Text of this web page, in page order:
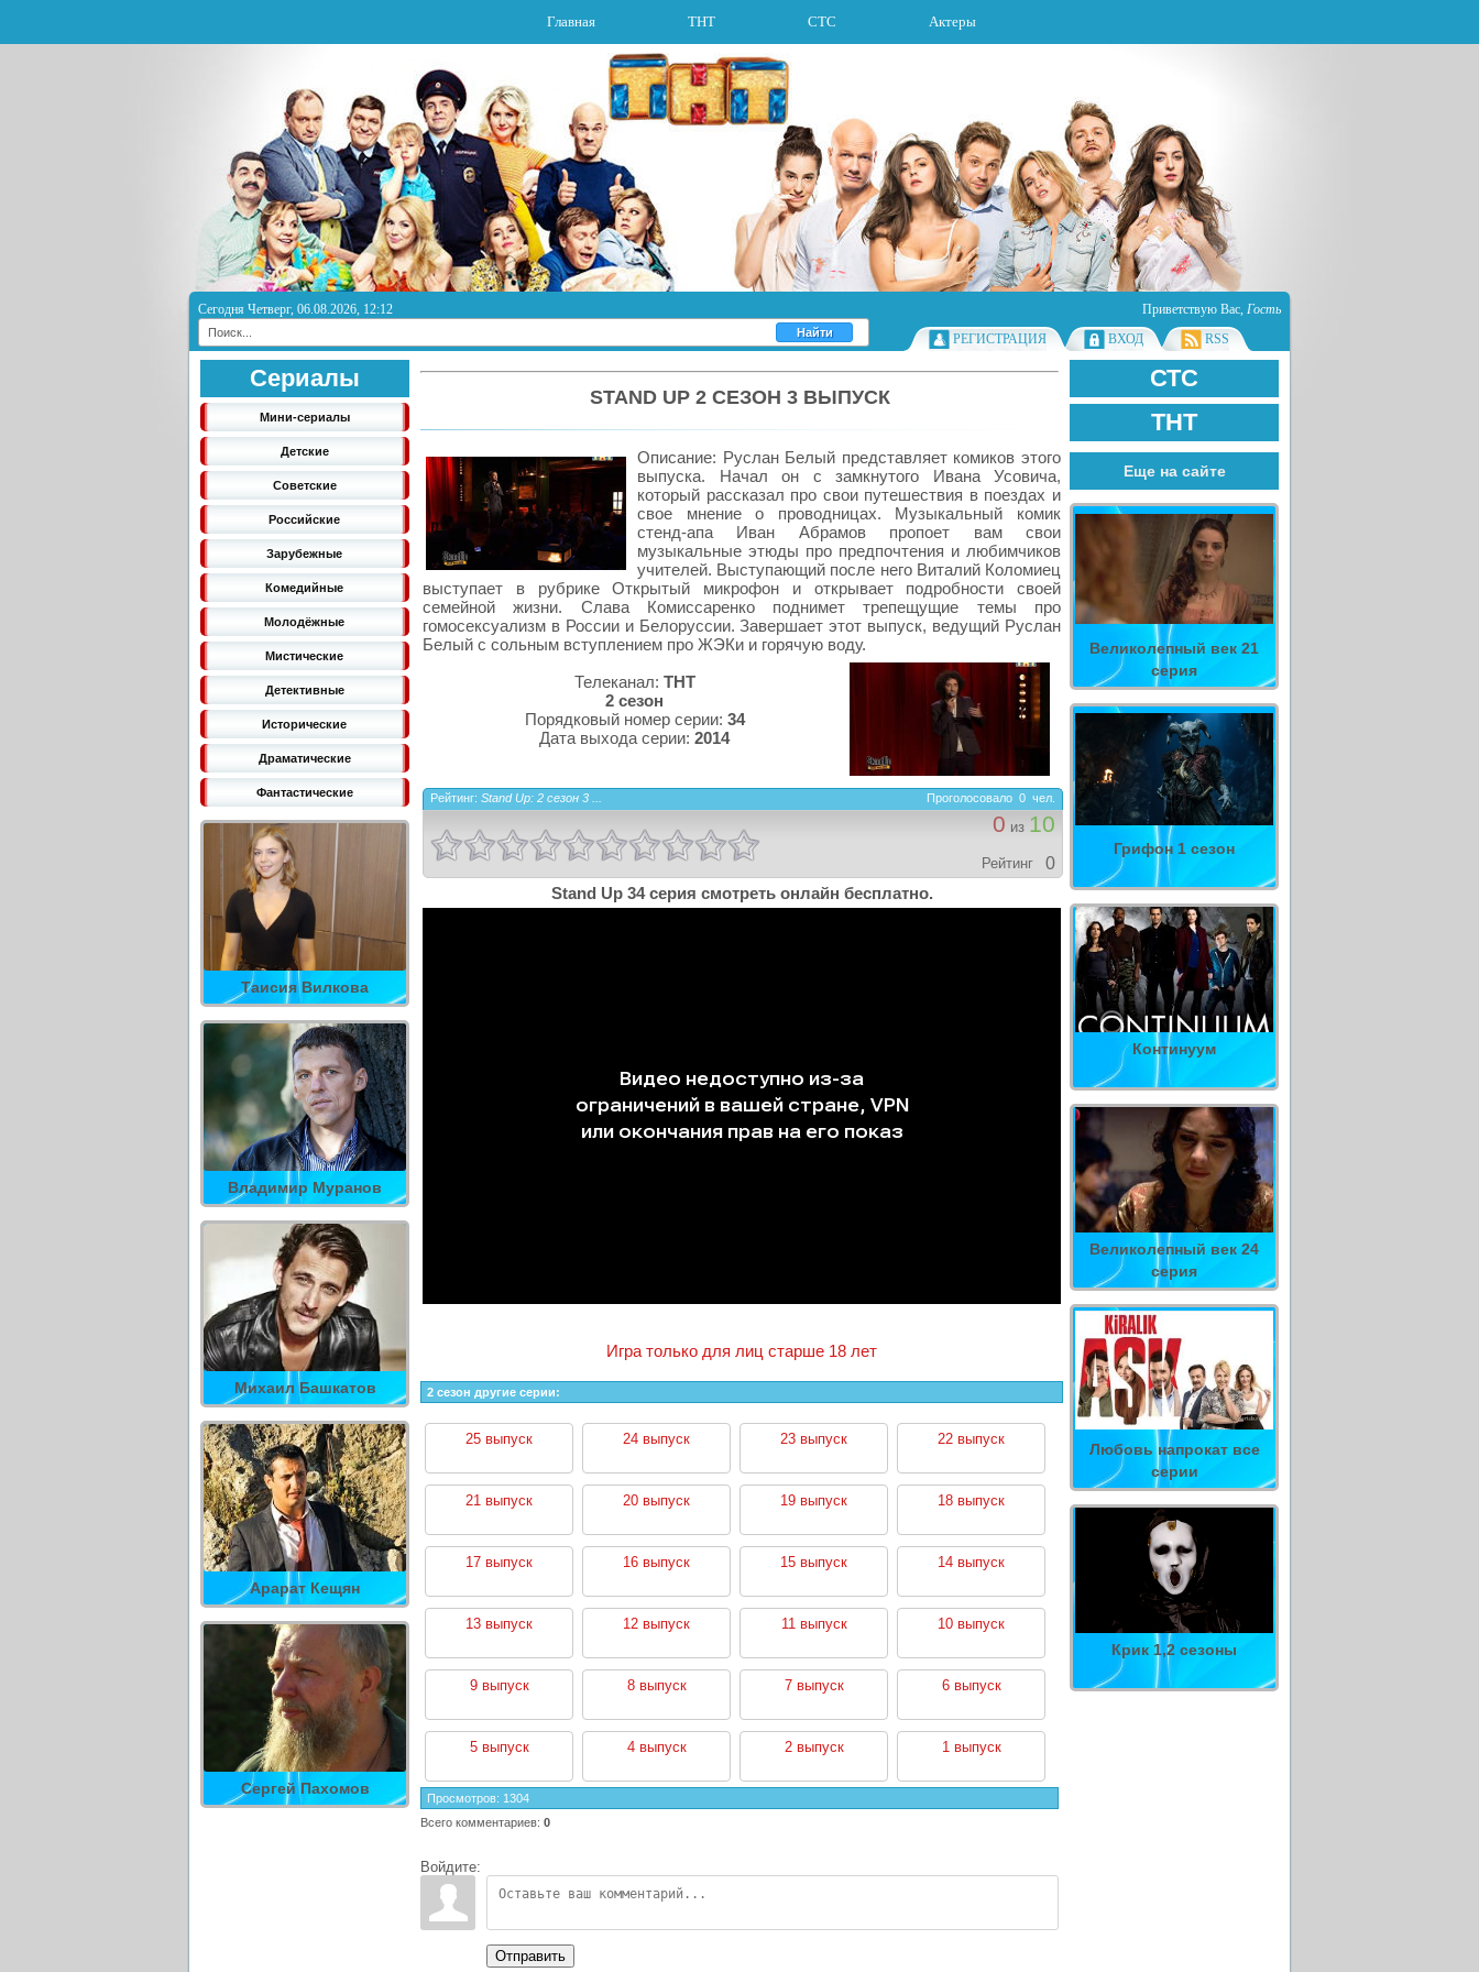
Главная ТНТ СТС Актеры
Сегодня Четверг, 06.08.2026, 12:12 Приветствую Вас, Гость
РЕГИСТРАЦИЯ
ВХОД RSS
Сериалы
Мини-сериалы
Детские
Советские
Российские
Зарубежные
Комедийные
Молодёжные
Мистические
Детективные
Исторические
Драматические
Фантастические
Таисия Вилкова
Владимир Муранов
Михаил Башкатов
Арарат Кещян
Сергей Пахомов
СТС
ТНТ
Еще на сайте
Великолепный век 21
серия
Грифон 1 сезон
Континуум
Великолепный век 24
серия
Любовь напрокат все
серии
Крик 1,2 сезоны
STAND UP 2 СЕЗОН 3 ВЫПУСК
Описание: Руслан Белый представляет комиков этого
выпуска. Начал он с замкнутого Ивана Усовича,
который рассказал про свои путешествия в поездах и
свое мнение о проводницах. Музыкальный комик
стенд-апа Иван Абрамов пропоет вам свои
музыкальные этюды про предпочтения и любимчиков
учителей. Выступающий после него Виталий Коломиец
выступает в рубрике Открытый микрофон и открывает подробности своей
семейной жизни. Слава Комиссаренко поднимет трепещущие темы про
гомосексуализм в России и Белоруссии. Завершает этот выпуск, ведущий Руслан
Белый с сольным вступлением про ЖЭКи и горячую воду.
Телеканал: ТНТ
2 сезон
Порядковый номер серии: 34
Дата выхода серии: 2014
Рейтинг: Stand Up: 2 сезон 3 ... Проголосовало 0 чел.
0 из 10
Рейтинг
0
Stand Up 34 серия смотреть онлайн бесплатно.
Игра только для лиц старше 18 лет
2 сезон другие серии:
25 выпуск 24 выпуск 23 выпуск 22 выпуск
21 выпуск 20 выпуск 19 выпуск 18 выпуск
17 выпуск 16 выпуск 15 выпуск 14 выпуск
13 выпуск 12 выпуск 11 выпуск 10 выпуск
9 выпуск 8 выпуск 7 выпуск 6 выпуск
5 выпуск 4 выпуск 2 выпуск 1 выпуск
Просмотров: 1304
Всего комментариев: 0
Войдите:
Отправить